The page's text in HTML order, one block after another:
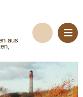
aus